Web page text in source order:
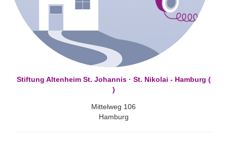
Stiftung Altenheim St. Johannis · St. Nikolai - Hamburg (
)
Mittelweg 106
Hamburg